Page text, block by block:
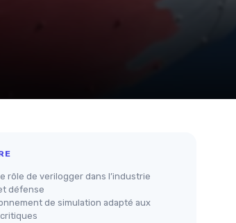
rôle de verilogger dans l’industrie
défense
de simulation adapté aux